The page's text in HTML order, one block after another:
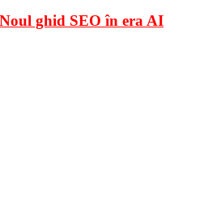
ghid SEO în era AI